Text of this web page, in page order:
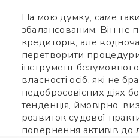
На мою думку, саме
збалансованим. Він не
кредиторів, але
перетворити
інструмент
власності осіб, які не
недобросовісних діях
тенденція, ймовірно,
розвиток судової
повернення активів до